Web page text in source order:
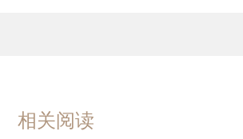
相关阅读